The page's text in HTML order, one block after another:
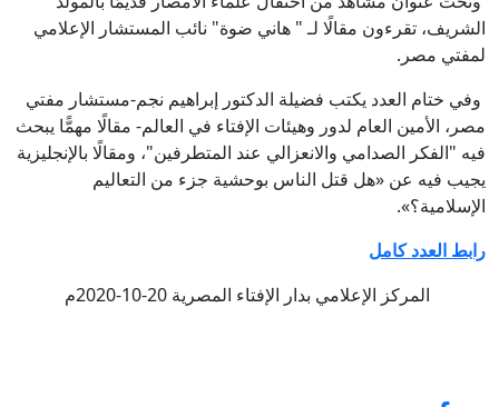
تقرءون مقالًا لـ " هاني ضوة" نائب المستشار الإعلامي
مصر.
ختام العدد يكتب فضيلة الدكتور إبراهيم نجم-مستشار مفتي
الأمين العام لدور وهيئات الإفتاء في العالم- مقالًا مهمًّا يبحث
"الفكر الصدامي والانعزالي عند المتطرفين"، ومقالًا بالإنجليزية
فيه عن «هل قتل الناس بوحشية جزء من التعاليم
العدد كامل
المركز الإعلامي بدار الإفتاء المصرية 20-10-2020م